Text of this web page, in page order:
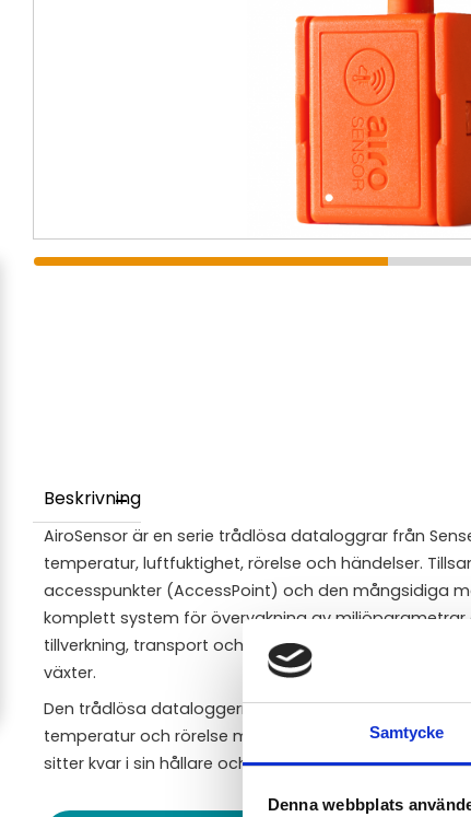
Samtycke
Denna webbplats
Beskrivning
AiroSensor är en serie trådlösa dataloggrar från
temperatur, luftfuktighet, rörelse och händelser.
accesspunkter (AccessPoint) och den mångsidiga
komplett system för övervakning av miljöparametrar
tillverkning, transport och lagring av känsliga varor
växter.
Den trådlösa dataloggern AiroSensor 20-20-31 med
temperatur och rörelse med sina interna sensorer.
sitter kvar i sin hållare och kan larma om den flyttas.